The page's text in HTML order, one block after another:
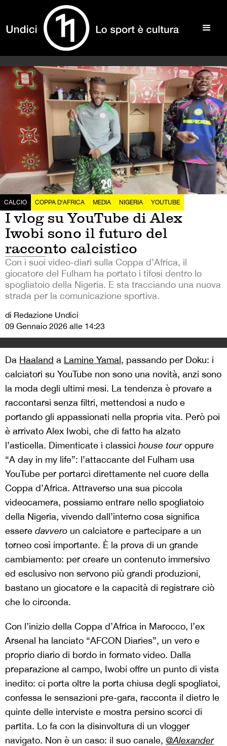
CALCIO COPPA D'AFRICA MEDIA NIGERIA YOUTUBE
I vlog su YouTube di Alex
Iwobi sono il futuro del
racconto calcistico
Con i suoi video-diari sulla Coppa d’Africa, il
giocatore del Fulham ha portato i tifosi dentro lo
spogliatoio della Nigeria. E sta tracciando una nuova
strada per la comunicazione sportiva.
di Redazione Undici
09 Gennaio 2026 alle 14:23
Da Haaland a Lamine Yamal, passando per Doku: i
calciatori su YouTube non sono una novità, anzi sono
la moda degli ultimi mesi. La tendenza è provare a
raccontarsi senza filtri, mettendosi a nudo e
portando gli appassionati nella propria vita. Però poi
è arrivato Alex Iwobi, che di fatto ha alzato
l’asticella. Dimenticate i classici house touroppure
“A day in my life”: l’attaccante del Fulham usa
YouTube per portarci direttamente nel cuore della
Coppa d’Africa. Attraverso una sua piccola
videocamera, possiamo entrare nello spogliatoio
della Nigeria, vivendo dall’interno cosa significa
essere davvero un calciatore e partecipare a un
torneo così importante. È la prova di un grande
cambiamento: per creare un contenuto immersivo
ed esclusivo non servono più grandi produzioni,
bastano un giocatore e la capacità di registrare ciò
che lo circonda.
Con l’inizio della Coppa d’Africa in Marocco, l’ex
Arsenal ha lanciato “AFCON Diaries”, un vero e
proprio diario di bordo in formato video. Dalla
preparazione al campo, Iwobi offre un punto di vista
inedito: ci porta oltre la porta chiusa degli spogliatoi,
confessa le sensazioni pre-gara, racconta il dietro le
quinte delle interviste e mostra persino scorci di
partita. Lo fa con la disinvoltura di un vlogger
navigato. Non è un caso: il suo canale, @Alexander